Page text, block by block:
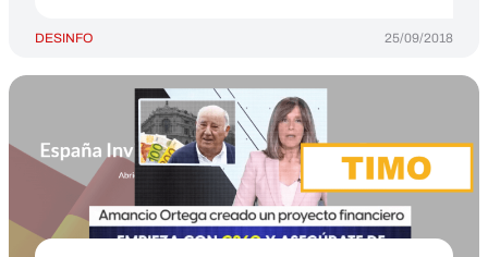
DESINFO 25/09/2018